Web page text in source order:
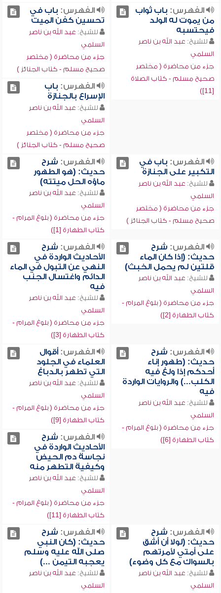
الفهرس: باب ثواب
من يموت له الولد
فيحتسبه
للشيخ: عبد الله بن ناصر
السلمي
جزء من محاضرة ( مختصر
صحيح مسلم - كتاب الصلاة
[11])
الفهرس: باب في
تحسين كفن الميت
للشيخ: عبد الله بن ناصر
السلمي
جزء من محاضرة ( مختصر
صحيح مسلم - كتاب الجنائز )
الفهرس: باب
الإسراع بالجنازة
للشيخ: عبد الله بن ناصر
السلمي
جزء من محاضرة ( مختصر
صحيح مسلم - كتاب الجنائز )
الفهرس: باب في
التكبير على الجنازة
للشيخ: عبد الله بن ناصر
السلمي
جزء من محاضرة ( مختصر
صحيح مسلم - كتاب الجنائز )
الفهرس: شرح
حديث: (هو الطهور
ماؤه الحل ميتته)
للشيخ: عبد الله بن ناصر
السلمي
جزء من محاضرة ( بلوغ المرام -
كتاب الطهارة [1])
الفهرس: شرح
حديث: (إذا كان الماء
قلتين لم يحمل الخبث)
للشيخ: عبد الله بن ناصر
السلمي
جزء من محاضرة ( بلوغ المرام -
كتاب الطهارة [2])
الفهرس: شرح
الأحاديث الواردة في
النهي عن التبول في الماء
الدائم واغتسال الجنب
فيه
للشيخ: عبد الله بن ناصر
السلمي
جزء من محاضرة ( بلوغ المرام -
كتاب الطهارة [3])
الفهرس: شرح
حديث: (طهور إناء
أحدكم إذا ولغ فيه
الكلب...) والروايات الواردة
فيه
للشيخ: عبد الله بن ناصر
السلمي
جزء من محاضرة ( بلوغ المرام -
كتاب الطهارة [6])
الفهرس:أقوال
العلماء في الجلود
التي تطهر بالدباغ
للشيخ: عبد الله بن ناصر
السلمي
جزء من محاضرة ( بلوغ المرام -
كتاب الطهارة [9])
الفهرس: شرح
الأحاديث الواردة في
نجاسة دم الحيض
وكيفية التطهر منه
للشيخ: عبد الله بن ناصر
السلمي
جزء من محاضرة ( بلوغ المرام -
كتاب الطهارة [11])
الفهرس: شرح
حديث: (لولا أن أشق
على أمتي لأمرتهم
بالسواك مع كل وضوء)
للشيخ: عبد الله بن ناصر
السلمي
الفهرس: شرح
حديث: (كان النبي
صلى الله عليه وسلم
يعجبه التيمن ...)
للشيخ: عبد الله بن ناصر
السلمي